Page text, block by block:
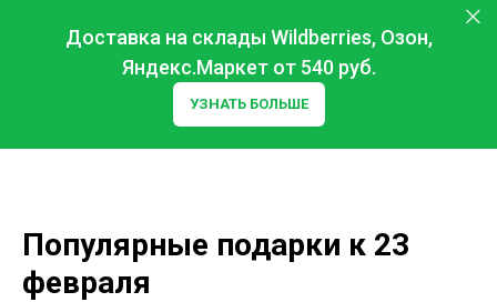
Доставка на склады Wildberries, Озон,
Яндекс.Маркет от 540 руб.
УЗНАТЬ БОЛЬШЕ
Популярные подарки к 23
февраля